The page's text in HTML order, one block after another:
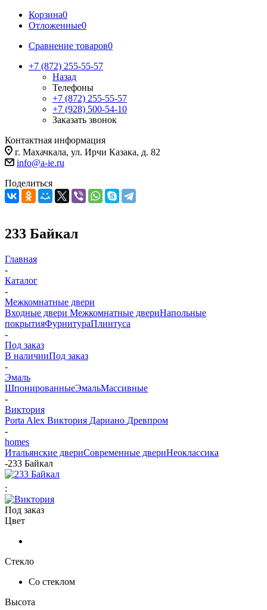
Корзина0
Отложенные0
Сравнение товаров0
+7 (872) 255-55-57
Назад
Телефоны
+7 (872) 255-55-57
+7 (928) 500-54-10
Заказать звонок
Контактная информация
г. Махачкала, ул. Ирчи Казака, д. 82
info@a-ie.ru
Поделиться
233 Байкал
Главная
-
Каталог
-
Межкомнатные двери
Входные двери Межкомнатные двериНапольные
покрытияФурнитураПлинтуса
-
Под заказ
В наличииПод заказ
-
Эмаль
ШпонированныеЭмальМассивные
-
Виктория
Porta Alex Виктория Дариано Древпром
-
homes
Итальянские двериСовременные двериНеоклассика
-233 Байкал
:
Под заказ
Цвет
Стекло
Со стеклом
Высота